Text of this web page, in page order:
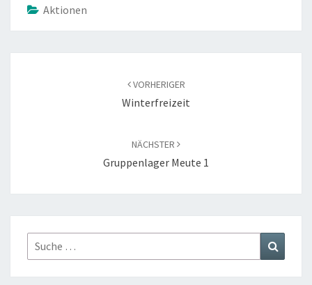
Aktionen
VORHERIGER
Winterfreizeit
NÄCHSTER
Gruppenlager Meute 1
Suche
nach: